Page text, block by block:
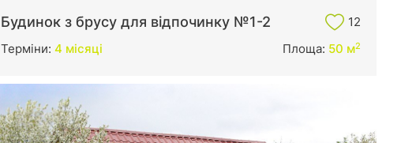
Будинок з брусу для відпочинку №1-2
12
Терміни: 4 місяці Площа: 50 м2